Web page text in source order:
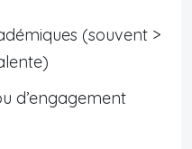
(souvent >
d’engagement